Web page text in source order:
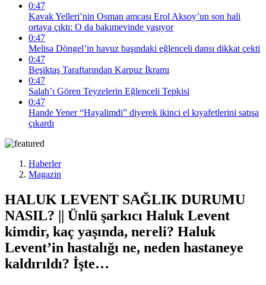
0:47
Kavak Yelleri’nin Osman amcası Erol Aksoy’un son hali
ortaya çıktı: O da bakımevinde yaşıyor
0:47
Melisa Döngel’in havuz başındaki eğlenceli dansı dikkat çekti
0:47
Beşiktaş Taraftarından Karpuz İkramı
0:47
Salah’ı Gören Teyzelerin Eğlenceli Tepkisi
0:47
Hande Yener “Hayalimdi” diyerek ikinci el kıyafetlerini satışa
çıkardı
Haberler
Magazin
HALUK LEVENT SAĞLIK DURUMU
NASIL? || Ünlü şarkıcı Haluk Levent
kimdir, kaç yaşında, nereli? Haluk
Levent’in hastalığı ne, neden hastaneye
kaldırıldı? İşte…